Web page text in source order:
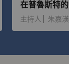
主持人 朱嘉漢